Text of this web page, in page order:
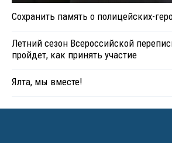
Сохранить память о полицейских-
Летний сезон Всероссийской
пройдет, как принять участие
Ялта, мы вместе!